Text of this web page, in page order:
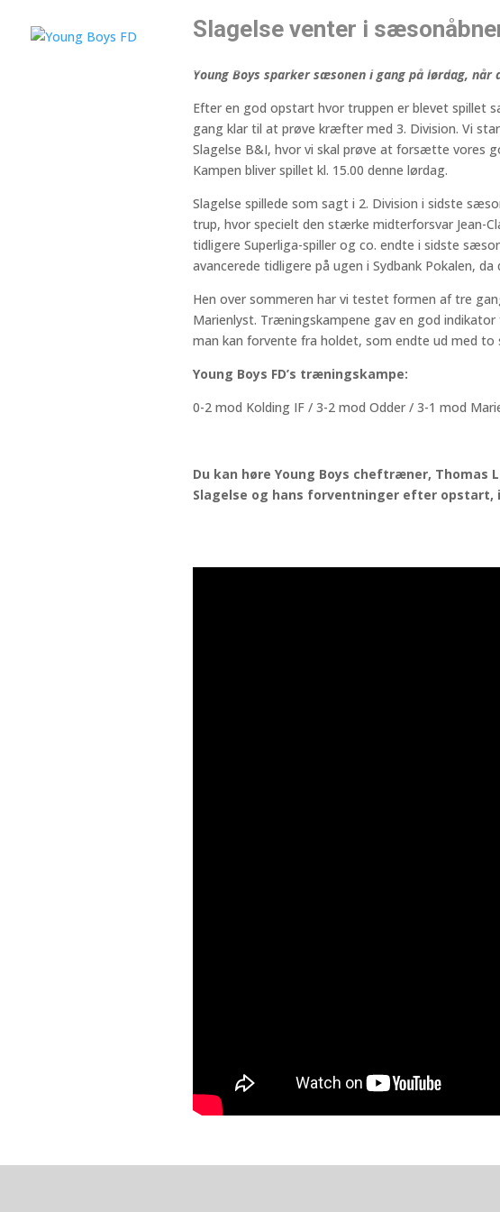
Slagelse venter i
Young Boys sparker sæsonen i gang på lørdag,
Efter en god opstart hvor truppen er blevet spillet
gang klar til at prøve kræfter med 3. Division. Vi
Slagelse B&I, hvor vi skal prøve at forsætte vores
Kampen bliver spillet kl. 15.00 denne lørdag.
Slagelse spillede som sagt i 2. Division i sidste
trup, hvor specielt den stærke midterforsvar Jean-
tidligere Superliga-spiller og co. endte i sidste
avancerede tidligere på ugen i Sydbank Pokalen, da
Hen over sommeren har vi testet formen af tre
Marienlyst. Træningskampene gav en god
man kan forvente fra holdet, som endte ud med to
Young Boys FD’s træningskampe:
0-2 mod Kolding IF / 3-2 mod Odder / 3-1 mod
Du kan høre Young Boys cheftræner,
Slagelse og hans forventninger efter opstart,